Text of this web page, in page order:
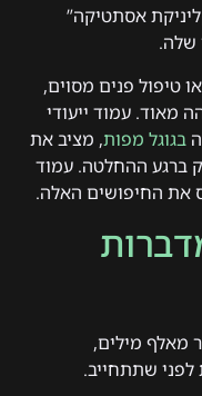
אסתטיקה”
שלה.
טיפול פנים מסוים,
מאוד. עמוד ייעודי
בגוגל מפות, מציב את
ברגע ההחלטה. עמוד
את החיפושים האלה.
מאלף מילים,
שתתחייב.